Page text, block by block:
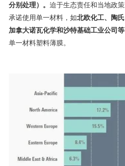
分别处理）。 迫于生态责任和当地政
承诺使用单一材料，如北欧化工、陶
加拿大诺瓦化学和沙特基础工业公司等
单一材料塑料薄膜。